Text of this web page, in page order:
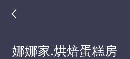
娜娜家.烘焙蛋糕房